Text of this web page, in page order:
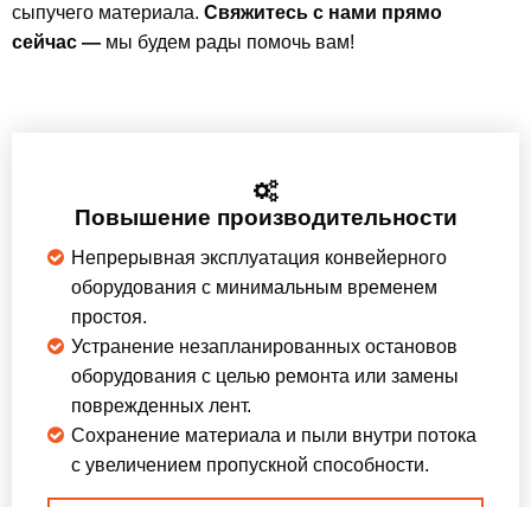
сыпучего материала. Свяжитесь с нами прямо
сейчас — мы будем рады помочь вам!
Повышение производительности
Непрерывная эксплуатация конвейерного
оборудования с минимальным временем
простоя.
Устранение незапланированных остановов
оборудования с целью ремонта или замены
поврежденных лент.
Сохранение материала и пыли внутри потока
с увеличением пропускной способности.